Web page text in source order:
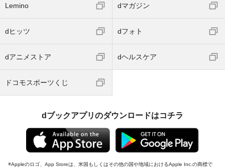
Lemino dマガジン
dヒッツ dフォト
dアニメストア dヘルスケア
ドコモスポーツくじ
dブックアプリのダウンロードはコチラ
Appleのロゴ、App Storeは、米国もしくはその他の国や地域におけるApple Inc.の商標で